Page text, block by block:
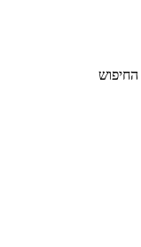
החיפוש